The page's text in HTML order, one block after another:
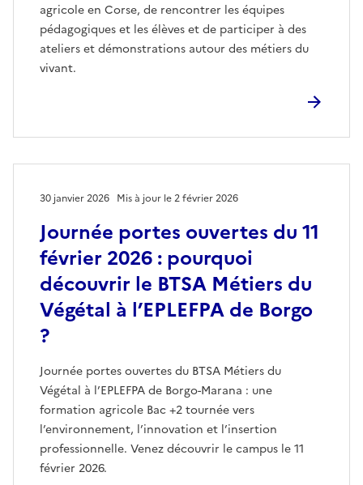
agricole en Corse, de rencontrer les équipes
pédagogiques et les élèves et de participer à des
ateliers et démonstrations autour des métiers du
vivant.
Journée portes ouvertes du 11
février 2026 : pourquoi
découvrir le BTSA Métiers du
Végétal à l’EPLEFPA de Borgo
?
30 janvier 2026 Mis à jour le 2 février 2026
Journée portes ouvertes du BTSA Métiers du
Végétal à l’EPLEFPA de Borgo-Marana : une
formation agricole Bac +2 tournée vers
l’environnement, l’innovation et l’insertion
professionnelle. Venez découvrir le campus le 11
février 2026.